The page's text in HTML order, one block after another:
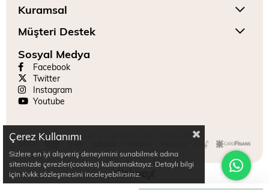
Kuramsal
Müşteri Destek
Sosyal Medya
Facebook
Twitter
Instagram
Youtube
Copyright © 2024 Mitr. Tüm hakları saklıdır.
Çerez Kullanımı
Sizlere en iyi alışveriş deneyimini sunabilmek adına
sitemizde çerezler(cookies) kullanmaktayız. Detaylı bilgi
için Kvkk sözleşmesini inceleyebilirsiniz.